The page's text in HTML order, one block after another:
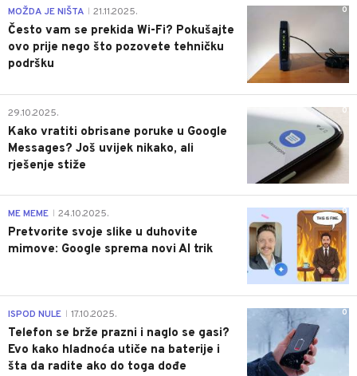
0
MOŽDA JE NIŠTA 21.11.2025.
Često vam se prekida Wi-Fi? Pokušajte
ovo prije nego što pozovete tehničku
podršku
0
29.10.2025.
Kako vratiti obrisane poruke u Google
Messages? Još uvijek nikako, ali
rješenje stiže
0
ME MEME 24.10.2025.
Pretvorite svoje slike u duhovite
mimove: Google sprema novi AI trik
0
ISPOD NULE 17.10.2025.
Telefon se brže prazni i naglo se gasi?
Evo kako hladnoća utiče na baterije i
šta da radite ako do toga dođe